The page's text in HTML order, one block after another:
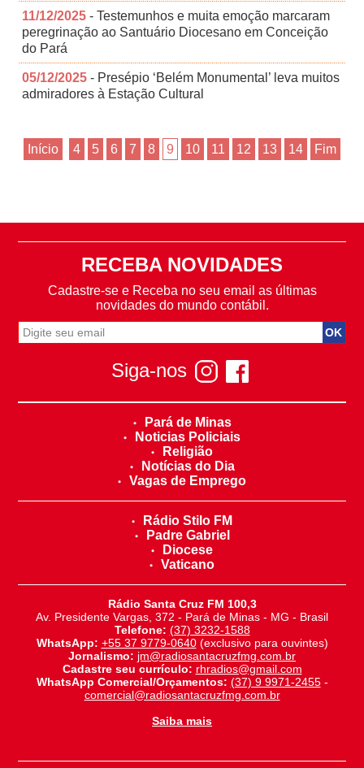
11/12/2025 - Testemunhos e muita emoção marcaram
peregrinação ao Santuário Diocesano em Conceição
do Pará
05/12/2025 - Presépio ‘Belém Monumental’ leva muitos
admiradores à Estação Cultural
Início 4 5 6 7 8 9 10 11 12 13 14 Fim
RECEBA NOVIDADES
Cadastre-se e Receba no seu email as últimas
novidades do mundo contábil.
Siga-nos
Pará de Minas
Noticias Policiais
Religião
Notícias do Dia
Vagas de Emprego
Rádio Stilo FM
Padre Gabriel
Diocese
Vaticano
Rádio Santa Cruz FM 100,3
Av. Presidente Vargas, 372 - Pará de Minas - MG - Brasil
Telefone: (37) 3232-1588
WhatsApp: +55 37 9779-0640(exclusivo para ouvintes)
Jornalismo: jm@radiosantacruzfmg.com.br
Cadastre seu currículo: rhradios@gmail.com
WhatsApp Comercial/Orçamentos: (37) 9 9971-2455-
comercial@radiosantacruzfmg.com.br
Saiba mais